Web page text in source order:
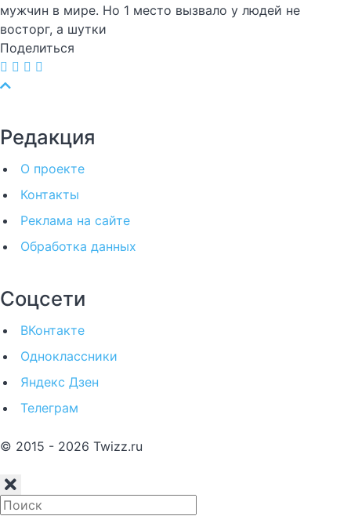
мужчин в мире. Но 1 место вызвало у людей не
восторг, а шутки
Поделиться
Редакция
О проекте
Контакты
Реклама на сайте
Обработка данных
Соцсети
ВКонтакте
Одноклассники
Яндекс Дзен
Телеграм
© 2015 - 2026 Twizz.ru